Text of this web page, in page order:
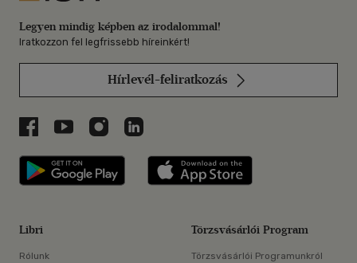
Legyen mindig képben az irodalommal!
Iratkozzon fel legfrissebb híreinkért!
Hírlevél-feliratkozás
Libri a Facebookon
Libri a Youtube-on
Libri az Instagramon
Libri a LinkedInen
Libri applikáció Szerezd meg: Google
Libri
Rólunk
Törzsvásárlói Program
Törzsvásárlói Programunkról